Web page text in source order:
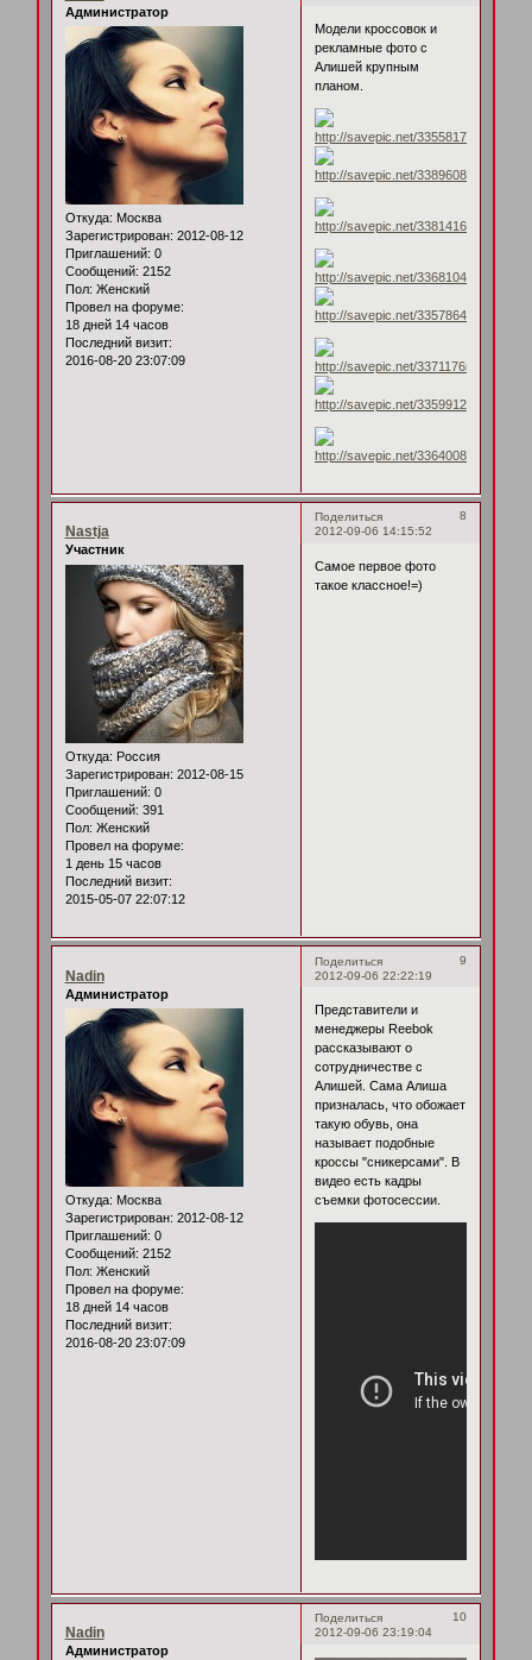
Администратор
Откуда: Москва
Зарегистрирован: 2012-08-12
Приглашений: 0
Сообщений: 2152
Пол: Женский
Провел на форуме:
18 дней 14 часов
Последний визит:
2016-08-20 23:07:09
Модели кроссовок и
рекламные фото с
Алишей крупным
планом.
Поделиться
8
2012-09-06 14:15:52
Nastja
Участник
Откуда: Россия
Зарегистрирован: 2012-08-15
Приглашений: 0
Сообщений: 391
Пол: Женский
Провел на форуме:
1 день 15 часов
Последний визит:
2015-05-07 22:07:12
Самое первое фото
такое классное!=)
Поделиться
9
2012-09-06 22:22:19
Nadin
Администратор
Откуда: Москва
Зарегистрирован: 2012-08-12
Приглашений: 0
Сообщений: 2152
Пол: Женский
Провел на форуме:
18 дней 14 часов
Последний визит:
2016-08-20 23:07:09
Представители и
менеджеры Reebok
рассказывают о
сотрудничестве с
Алишей. Сама Алиша
призналась, что обожает
такую обувь, она
называет подобные
кроссы "сникерсами". В
видео есть кадры
съемки фотосессии.
Поделиться
10
2012-09-06 23:19:04
Nadin
Администратор